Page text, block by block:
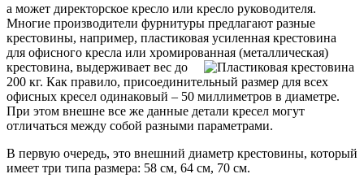
а может директорское кресло или кресло руководителя.
Многие производители фурнитуры предлагают разные
крестовины, например, пластиковая усиленная крестовина
для офисного кресла или хромированная (металлическая)
крестовина, выдерживает вес до
200 кг. Как правило, присоединительный размер для всех
офисных кресел одинаковый – 50 миллиметров в диаметре.
При этом внешне все же данные детали кресел могут
отличаться между собой разными параметрами.
В первую очередь, это внешний диаметр крестовины, который
имеет три типа размера: 58 см, 64 см, 70 см.